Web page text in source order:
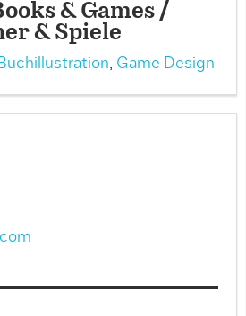
& Games /
& Spiele
, Game Design